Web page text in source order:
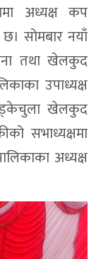
अध्यक्ष कप
सोमबार नयाँ
तथा खेलकुद
उपाध्यक्ष
खेलकुद
सभाध्यक्षमा
अध्यक्ष